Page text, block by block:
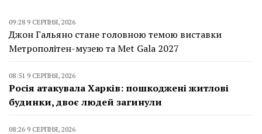
09:28 9 СЕРПНЯ, 2026
Джон Гальяно стане головною темою виставки
Метрополітен-музею та Met Gala 2027
08:51 9 СЕРПНЯ, 2026
Росія атакувала Харків: пошкоджені житлові
будинки, двоє людей загинули
08:26 9 СЕРПНЯ, 2026